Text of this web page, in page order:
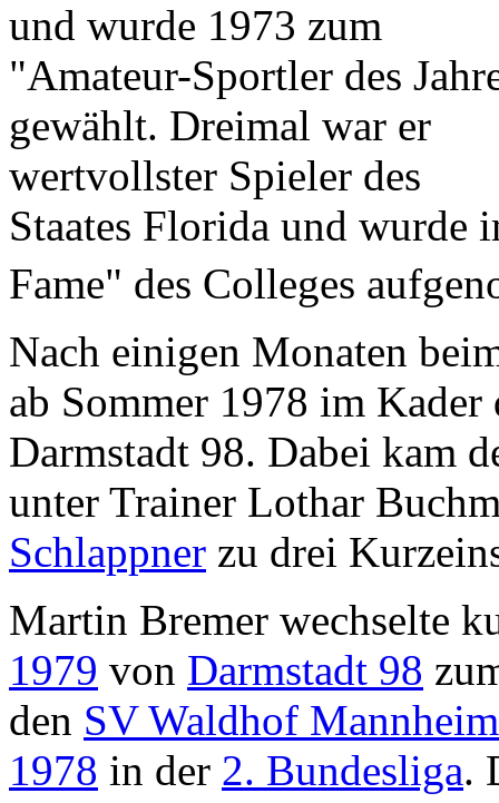
und wurde 1973 zum
"Amateur-Sportler des
gewählt. Dreimal war er
wertvollster Spieler des
Staates Florida und
Fame" des Colleges
Nach einigen Monaten
ab Sommer 1978 im
Darmstadt 98. Dabei kam
unter Trainer Lothar
Schlappner zu drei
Martin Bremer wechselte
1979 von Darmstadt 98
den SV Waldhof Mannheim
1978 in der 2. Bundesliga.